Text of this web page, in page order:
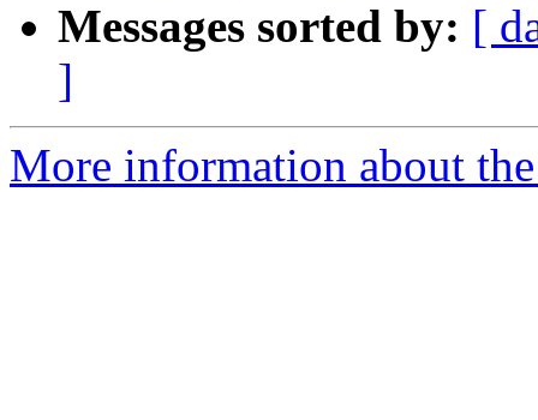
Messages sorted by: [
]
More information about